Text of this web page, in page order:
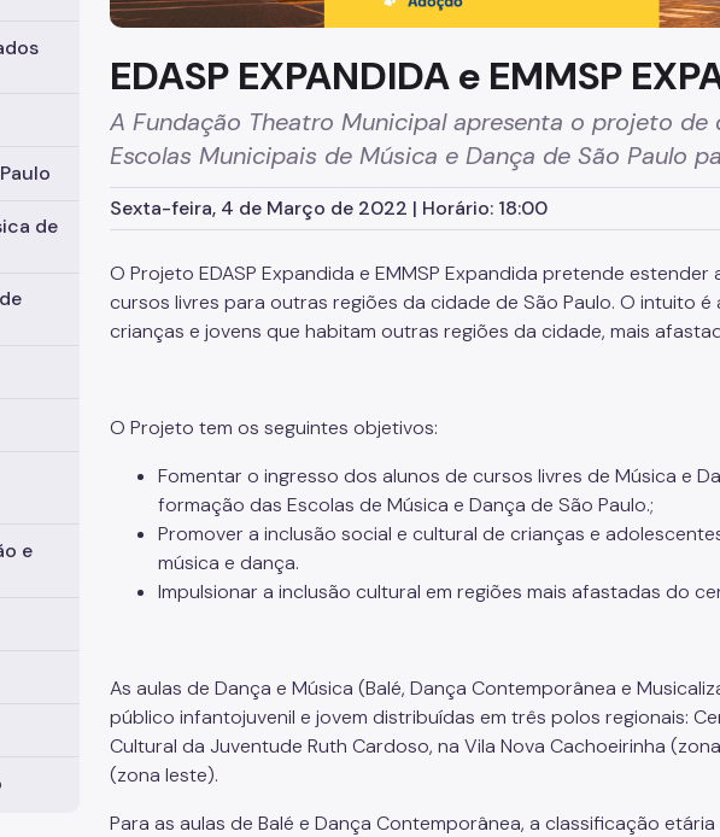
de
e
EDASP EXPANDIDA e EMMSP
A Fundação Theatro Municipal apresenta o projeto
Escolas Municipais de Música e Dança de São Paulo
Sexta-feira, 4 de Março de 2022 | Horário: 18:00
O Projeto EDASP Expandida e EMMSP Expandida pretende
cursos livres para outras regiões da cidade de São Paulo. O intuito
crianças e jovens que habitam outras regiões da cidade, mais
O Projeto tem os seguintes objetivos:
Fomentar o ingresso dos alunos de cursos livres de Música e
formação das Escolas de Música e Dança de São Paulo.;
Promover a inclusão social e cultural de crianças e
música e dança.
Impulsionar a inclusão cultural em regiões mais afastadas do
As aulas de Dança e Música (Balé, Dança Contemporânea e
público infantojuvenil e jovem distribuídas em três polos regionais:
Cultural da Juventude Ruth Cardoso, na Vila Nova Cachoeirinha
(zona leste).
Para as aulas de Balé e Dança Contemporânea, a classificação